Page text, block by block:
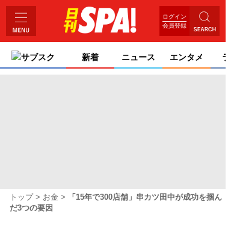
ログイン
会員登録
サブスク 新着 ニュース エンタメ
トップ お金
「15年で300店舗」串カツ田中が成功を掴ん
だ3つの要因